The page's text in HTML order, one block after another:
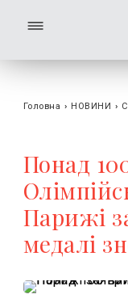
Головна › НОВИНИ ›
Понад
Парижі
медалі